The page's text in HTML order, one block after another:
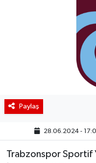
Paylaş
28.06.2024 -
Trabzonspor Sportif
Gizlilik